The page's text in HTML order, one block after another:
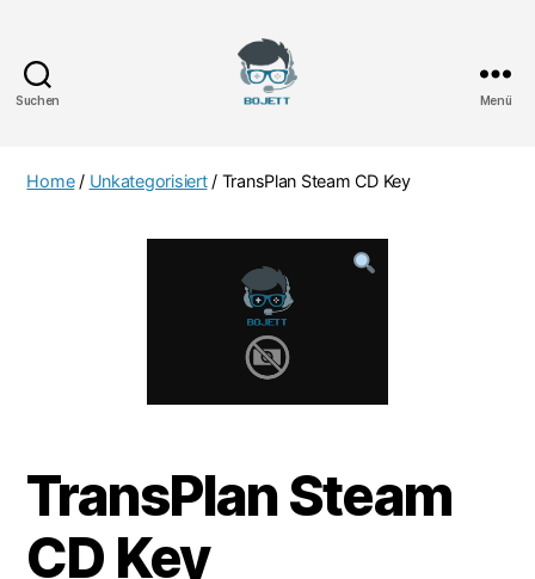
Suchen Menü
Home/ Unkategorisiert/ TransPlan Steam CD Key
TransPlan Steam
CD Key